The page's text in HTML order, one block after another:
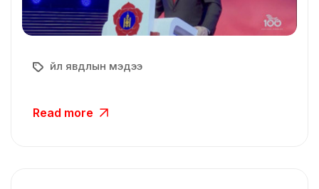
Үйл явдлын мэдээ
Read more